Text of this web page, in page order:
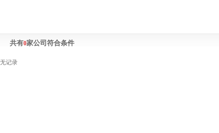
共有0家公司符合条件
无记录